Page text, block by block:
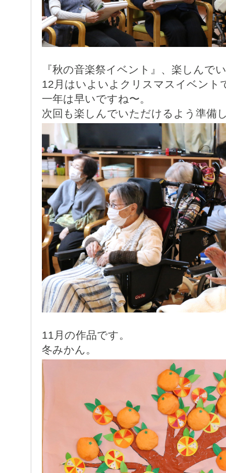
『秋の音楽祭イベント』、楽しんで
12月はいよいよクリスマスイベント
一年は早いですね〜。
次回も楽しんでいただけるよう準備
11月の作品です。
冬みかん。